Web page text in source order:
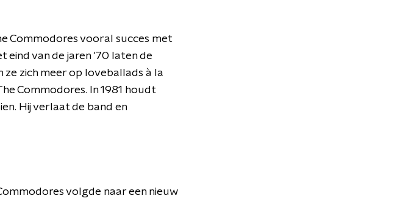
Commodores vooral succes met
eind van de jaren '70 laten de
ze zich meer op loveballads à la
Commodores. In 1981 houdt
Hij verlaat de band en
volgde naar een nieuw